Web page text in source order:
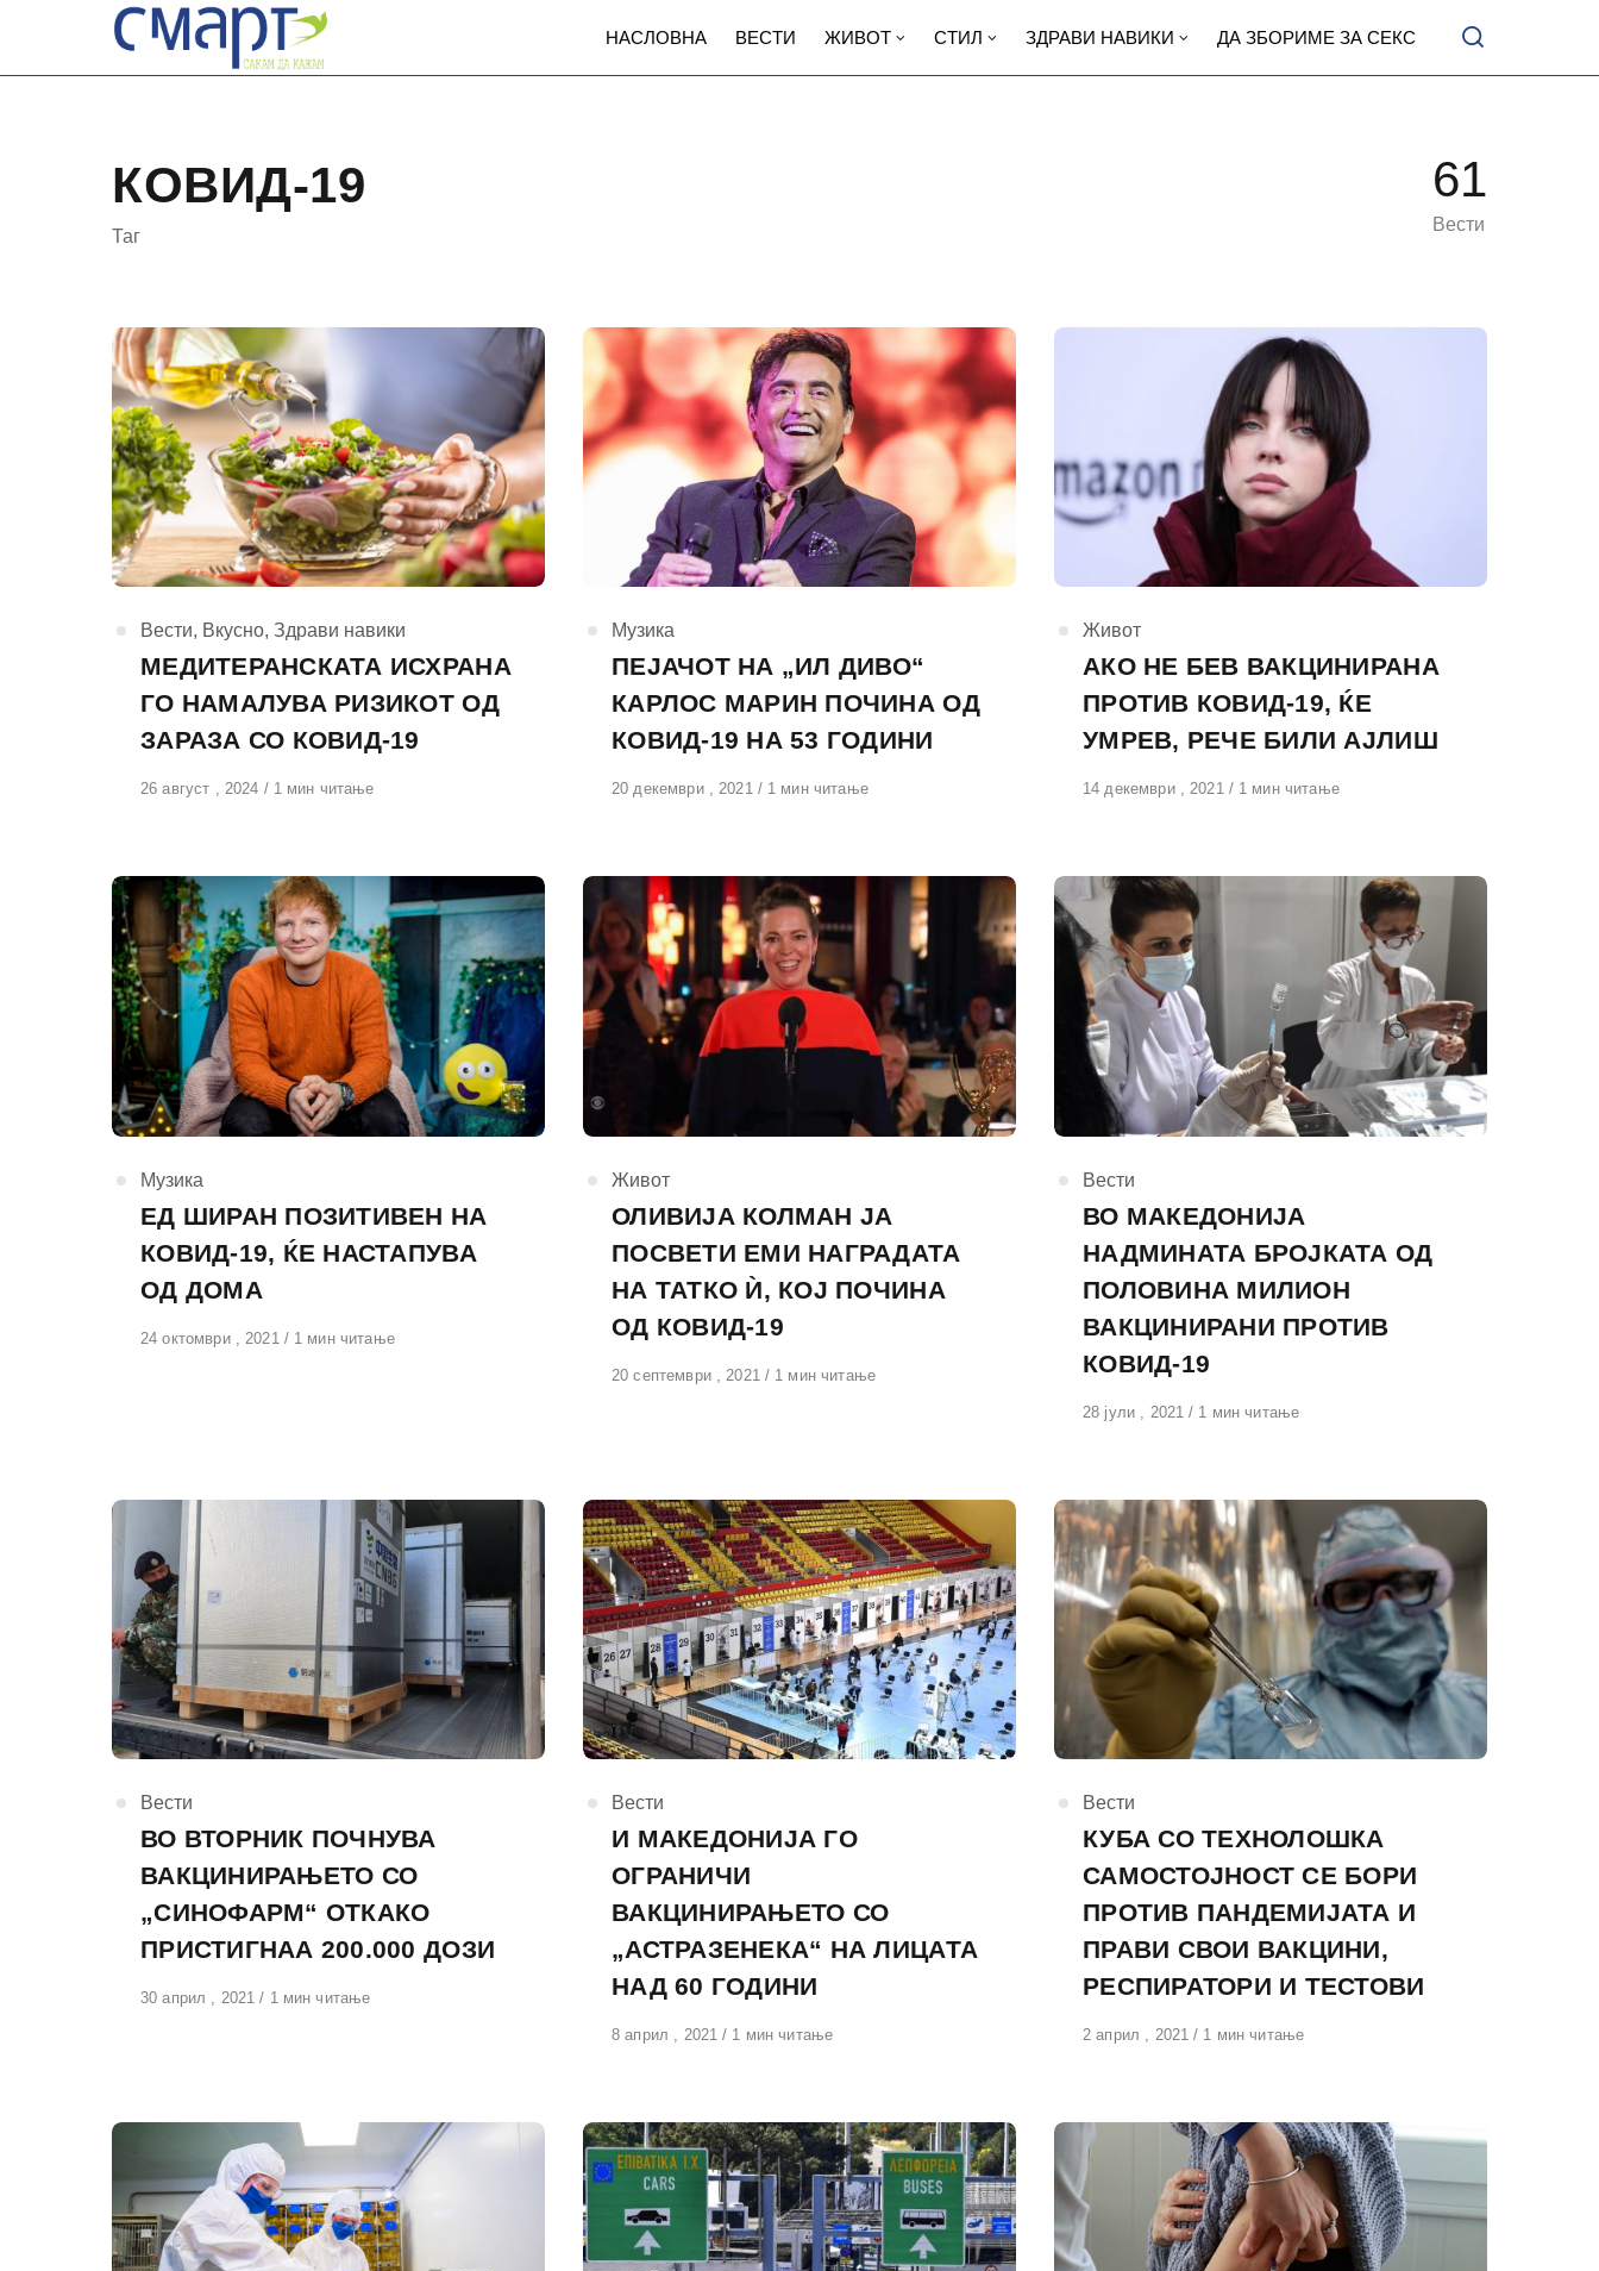
content
НАСЛОВНА ВЕСТИ ЖИВОТ СТИЛ ЗДРАВИ НАВИКИ ДА ЗБОРИМЕ ЗА СЕКС
КОВИД-19
Таг
61
Вести
КАтегорија
Вести, Вкусно, Здрави навики
МЕДИТЕРАНСКАТА ИСХРАНА
ГО НАМАЛУВА РИЗИКОТ ОД
ЗАРАЗА СО КОВИД-19
Објавено
26 август , 2024 1 мин читање
КАтегорија
Музика
ПЕЈАЧОТ НА „ИЛ ДИВО“
КАРЛОС МАРИН ПОЧИНА ОД
КОВИД-19 НА 53 ГОДИНИ
Објавено
20 декември , 2021 1 мин читање
КАтегорија
Живот
АКО НЕ БЕВ ВАКЦИНИРАНА
ПРОТИВ КОВИД-19, ЌЕ
УМРЕВ, РЕЧЕ БИЛИ АЈЛИШ
Објавено
14 декември , 2021 1 мин читање
КАтегорија
Музика
ЕД ШИРАН ПОЗИТИВЕН НА
КОВИД-19, ЌЕ НАСТАПУВА
ОД ДОМА
Објавено
24 октомври , 2021 1 мин читање
КАтегорија
Живот
ОЛИВИЈА КОЛМАН ЈА
ПОСВЕТИ ЕМИ НАГРАДАТА
НА ТАТКО Ѝ, КОЈ ПОЧИНА
ОД КОВИД-19
Објавено
20 септември , 2021 1 мин читање
КАтегорија
Вести
ВО МАКЕДОНИЈА
НАДМИНАТА БРОЈКАТА ОД
ПОЛОВИНА МИЛИОН
ВАКЦИНИРАНИ ПРОТИВ
КОВИД-19
Објавено
28 јули , 2021 1 мин читање
КАтегорија
Вести
ВО ВТОРНИК ПОЧНУВА
ВАКЦИНИРАЊЕТО СО
„СИНОФАРМ“ ОТКАКО
ПРИСТИГНАА 200.000 ДОЗИ
Објавено
30 април , 2021 1 мин читање
КАтегорија
Вести
И МАКЕДОНИЈА ГО
ОГРАНИЧИ
ВАКЦИНИРАЊЕТО СО
„АСТРАЗЕНЕКА“ НА ЛИЦАТА
НАД 60 ГОДИНИ
Објавено
8 април , 2021 1 мин читање
КАтегорија
Вести
КУБА СО ТЕХНОЛОШКА
САМОСТОЈНОСТ СЕ БОРИ
ПРОТИВ ПАНДЕМИЈАТА И
ПРАВИ СВОИ ВАКЦИНИ,
РЕСПИРАТОРИ И ТЕСТОВИ
Објавено
2 април , 2021 1 мин читање